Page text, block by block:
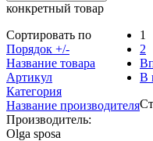
конкретный товар
Сортировать по
Порядок +/-
Название товара
Артикул
Категория
Название производителя
Производитель:
Olga sposa
1
2
В